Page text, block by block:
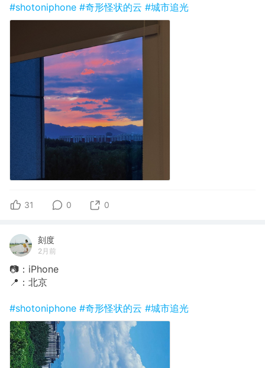
#shotoniphone #奇形怪状的云 #城市追光
31 0 0
刻度
2月前
📷：iPhone
📍：北京
#shotoniphone #奇形怪状的云 #城市追光